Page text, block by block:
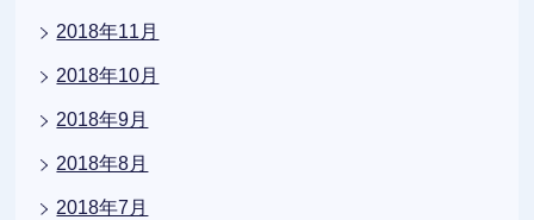
2018年11月
2018年10月
2018年9月
2018年8月
2018年7月